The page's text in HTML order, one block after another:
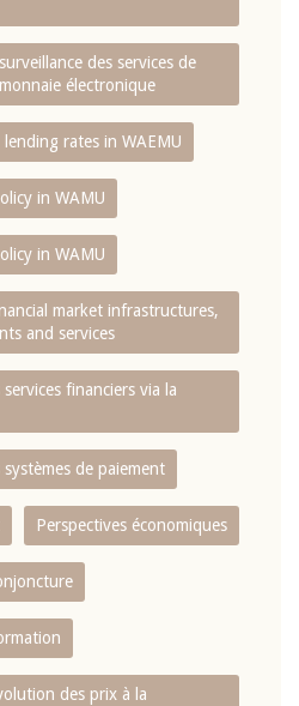
des services de
électronique
rates in WAEMU
in WAMU
in WAMU
market infrastructures,
and services
financiers via la
de paiement
Perspectives économiques
des prix à la